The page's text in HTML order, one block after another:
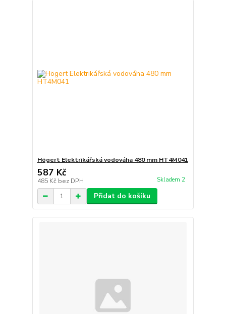
Högert Elektrikářská vodováha 480 mm HT4M041
587 Kč
485 Kč bez DPH Skladem 2
Přidat do košíku